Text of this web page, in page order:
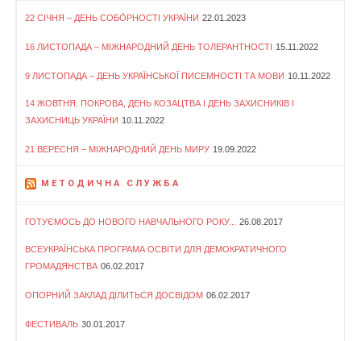
22 СІЧНЯ – ДЕНЬ СОБО́РНОСТІ УКРАЇНИ 22.01.2023
16 ЛИСТОПАДА – МІЖНАРОДНИЙ ДЕНЬ ТОЛЕРАНТНОСТІ 15.11.2022
9 ЛИСТОПАДА – ДЕНЬ УКРАЇНСЬКОЇ ПИСЕМНОСТІ ТА МОВИ 10.11.2022
14 ЖОВТНЯ: ПОКРОВА, ДЕНЬ КОЗАЦТВА І ДЕНЬ ЗАХИСНИКІВ І
ЗАХИСНИЦЬ УКРАЇНИ 10.11.2022
21 ВЕРЕСНЯ – МІЖНАРОДНИЙ ДЕНЬ МИРУ 19.09.2022
МЕТОДИЧНА СЛУЖБА
ГОТУЄМОСЬ ДО НОВОГО НАВЧАЛЬНОГО РОКУ... 26.08.2017
ВСЕУКРАЇНСЬКА ПРОГРАМА ОСВІТИ ДЛЯ ДЕМОКРАТИЧНОГО
ГРОМАДЯНСТВА 06.02.2017
ОПОРНИЙ ЗАКЛАД ДІЛИТЬСЯ ДОСВІДОМ 06.02.2017
ФЕСТИВАЛЬ 30.01.2017